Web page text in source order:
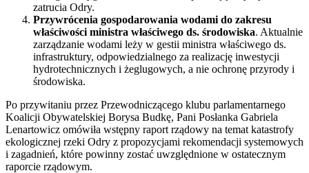
zatrucia Odry.
Przywrócenia gospodarowania wodami do zakresu
właściwości ministra właściwego ds. środowiska. Aktualnie
zarządzanie wodami leży w gestii ministra właściwego ds.
infrastruktury, odpowiedzialnego za realizację inwestycji
hydrotechnicznych i żeglugowych, a nie ochronę przyrody i
środowiska.
Po przywitaniu przez Przewodniczącego klubu parlamentarnego
Koalicji Obywatelskiej Borysa Budkę, Pani Posłanka Gabriela
Lenartowicz omówiła wstępny raport rządowy na temat katastrofy
ekologicznej rzeki Odry z propozycjami rekomendacji systemowych
i zagadnień, które powinny zostać uwzględnione w ostatecznym
raporcie rządowym.